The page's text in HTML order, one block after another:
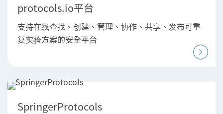
protocols.io平台
支持在线查找、创建、管理、协作、共享、发布可重
复实验方案的安全平台
SpringerProtocols